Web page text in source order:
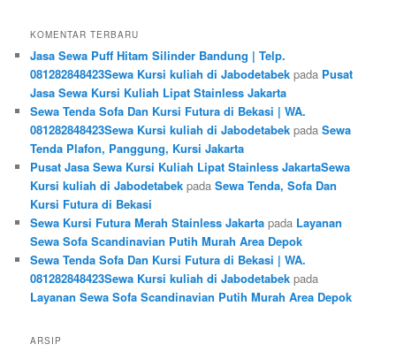
KOMENTAR TERBARU
Jasa Sewa Puff Hitam Silinder Bandung | Telp.
081282848423Sewa Kursi kuliah di Jabodetabek pada Pusat
Jasa Sewa Kursi Kuliah Lipat Stainless Jakarta
Sewa Tenda Sofa Dan Kursi Futura di Bekasi | WA.
081282848423Sewa Kursi kuliah di Jabodetabek padaSewa
Tenda Plafon, Panggung, Kursi Jakarta
Pusat Jasa Sewa Kursi Kuliah Lipat Stainless JakartaSewa
Kursi kuliah di Jabodetabek padaSewa Tenda, Sofa Dan
Kursi Futura di Bekasi
Sewa Kursi Futura Merah Stainless Jakarta pada Layanan
Sewa Sofa Scandinavian Putih Murah Area Depok
Sewa Tenda Sofa Dan Kursi Futura di Bekasi | WA.
081282848423Sewa Kursi kuliah di Jabodetabek pada
Layanan Sewa Sofa Scandinavian Putih Murah Area Depok
ARSIP